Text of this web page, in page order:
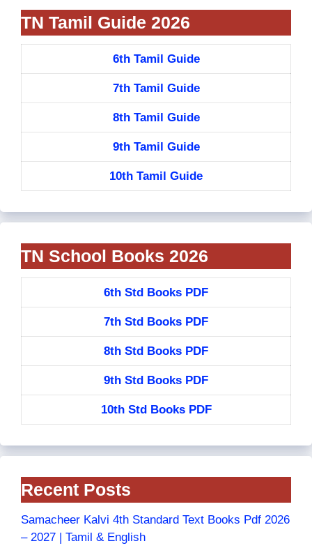
TN Tamil Guide 2026
6th Tamil Guide
7th Tamil Guide
8th Tamil Guide
9th Tamil Guide
10th Tamil Guide
TN School Books 2026
6th Std Books PDF
7th Std Books PDF
8th Std Books PDF
9th Std Books PDF
10th Std Books PDF
Recent Posts
Samacheer Kalvi 4th Standard Text Books Pdf 2026
– 2027 | Tamil & English